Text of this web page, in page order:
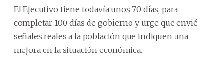
El Ejecutivo tiene todavía unos 70 días, para
completar 100 días de gobierno y urge que envié
señales reales a la población que indiquen una
mejora en la situación económica.